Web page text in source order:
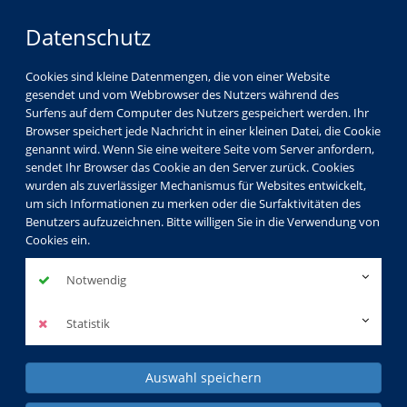
Datenschutz
Cookies sind kleine Datenmengen, die von einer Website
gesendet und vom Webbrowser des Nutzers während des
Surfens auf dem Computer des Nutzers gespeichert werden. Ihr
Browser speichert jede Nachricht in einer kleinen Datei, die Cookie
genannt wird. Wenn Sie eine weitere Seite vom Server anfordern,
sendet Ihr Browser das Cookie an den Server zurück. Cookies
wurden als zuverlässiger Mechanismus für Websites entwickelt,
um sich Informationen zu merken oder die Surfaktivitäten des
Benutzers aufzuzeichnen. Bitte willigen Sie in die Verwendung von
Cookies ein.
Notwendig
Statistik
Auswahl speichern
Gesellschaft Kultur
Gesundheit
Sprachen
Beruf & EDV
Kids & Teens
KVHS Spezial